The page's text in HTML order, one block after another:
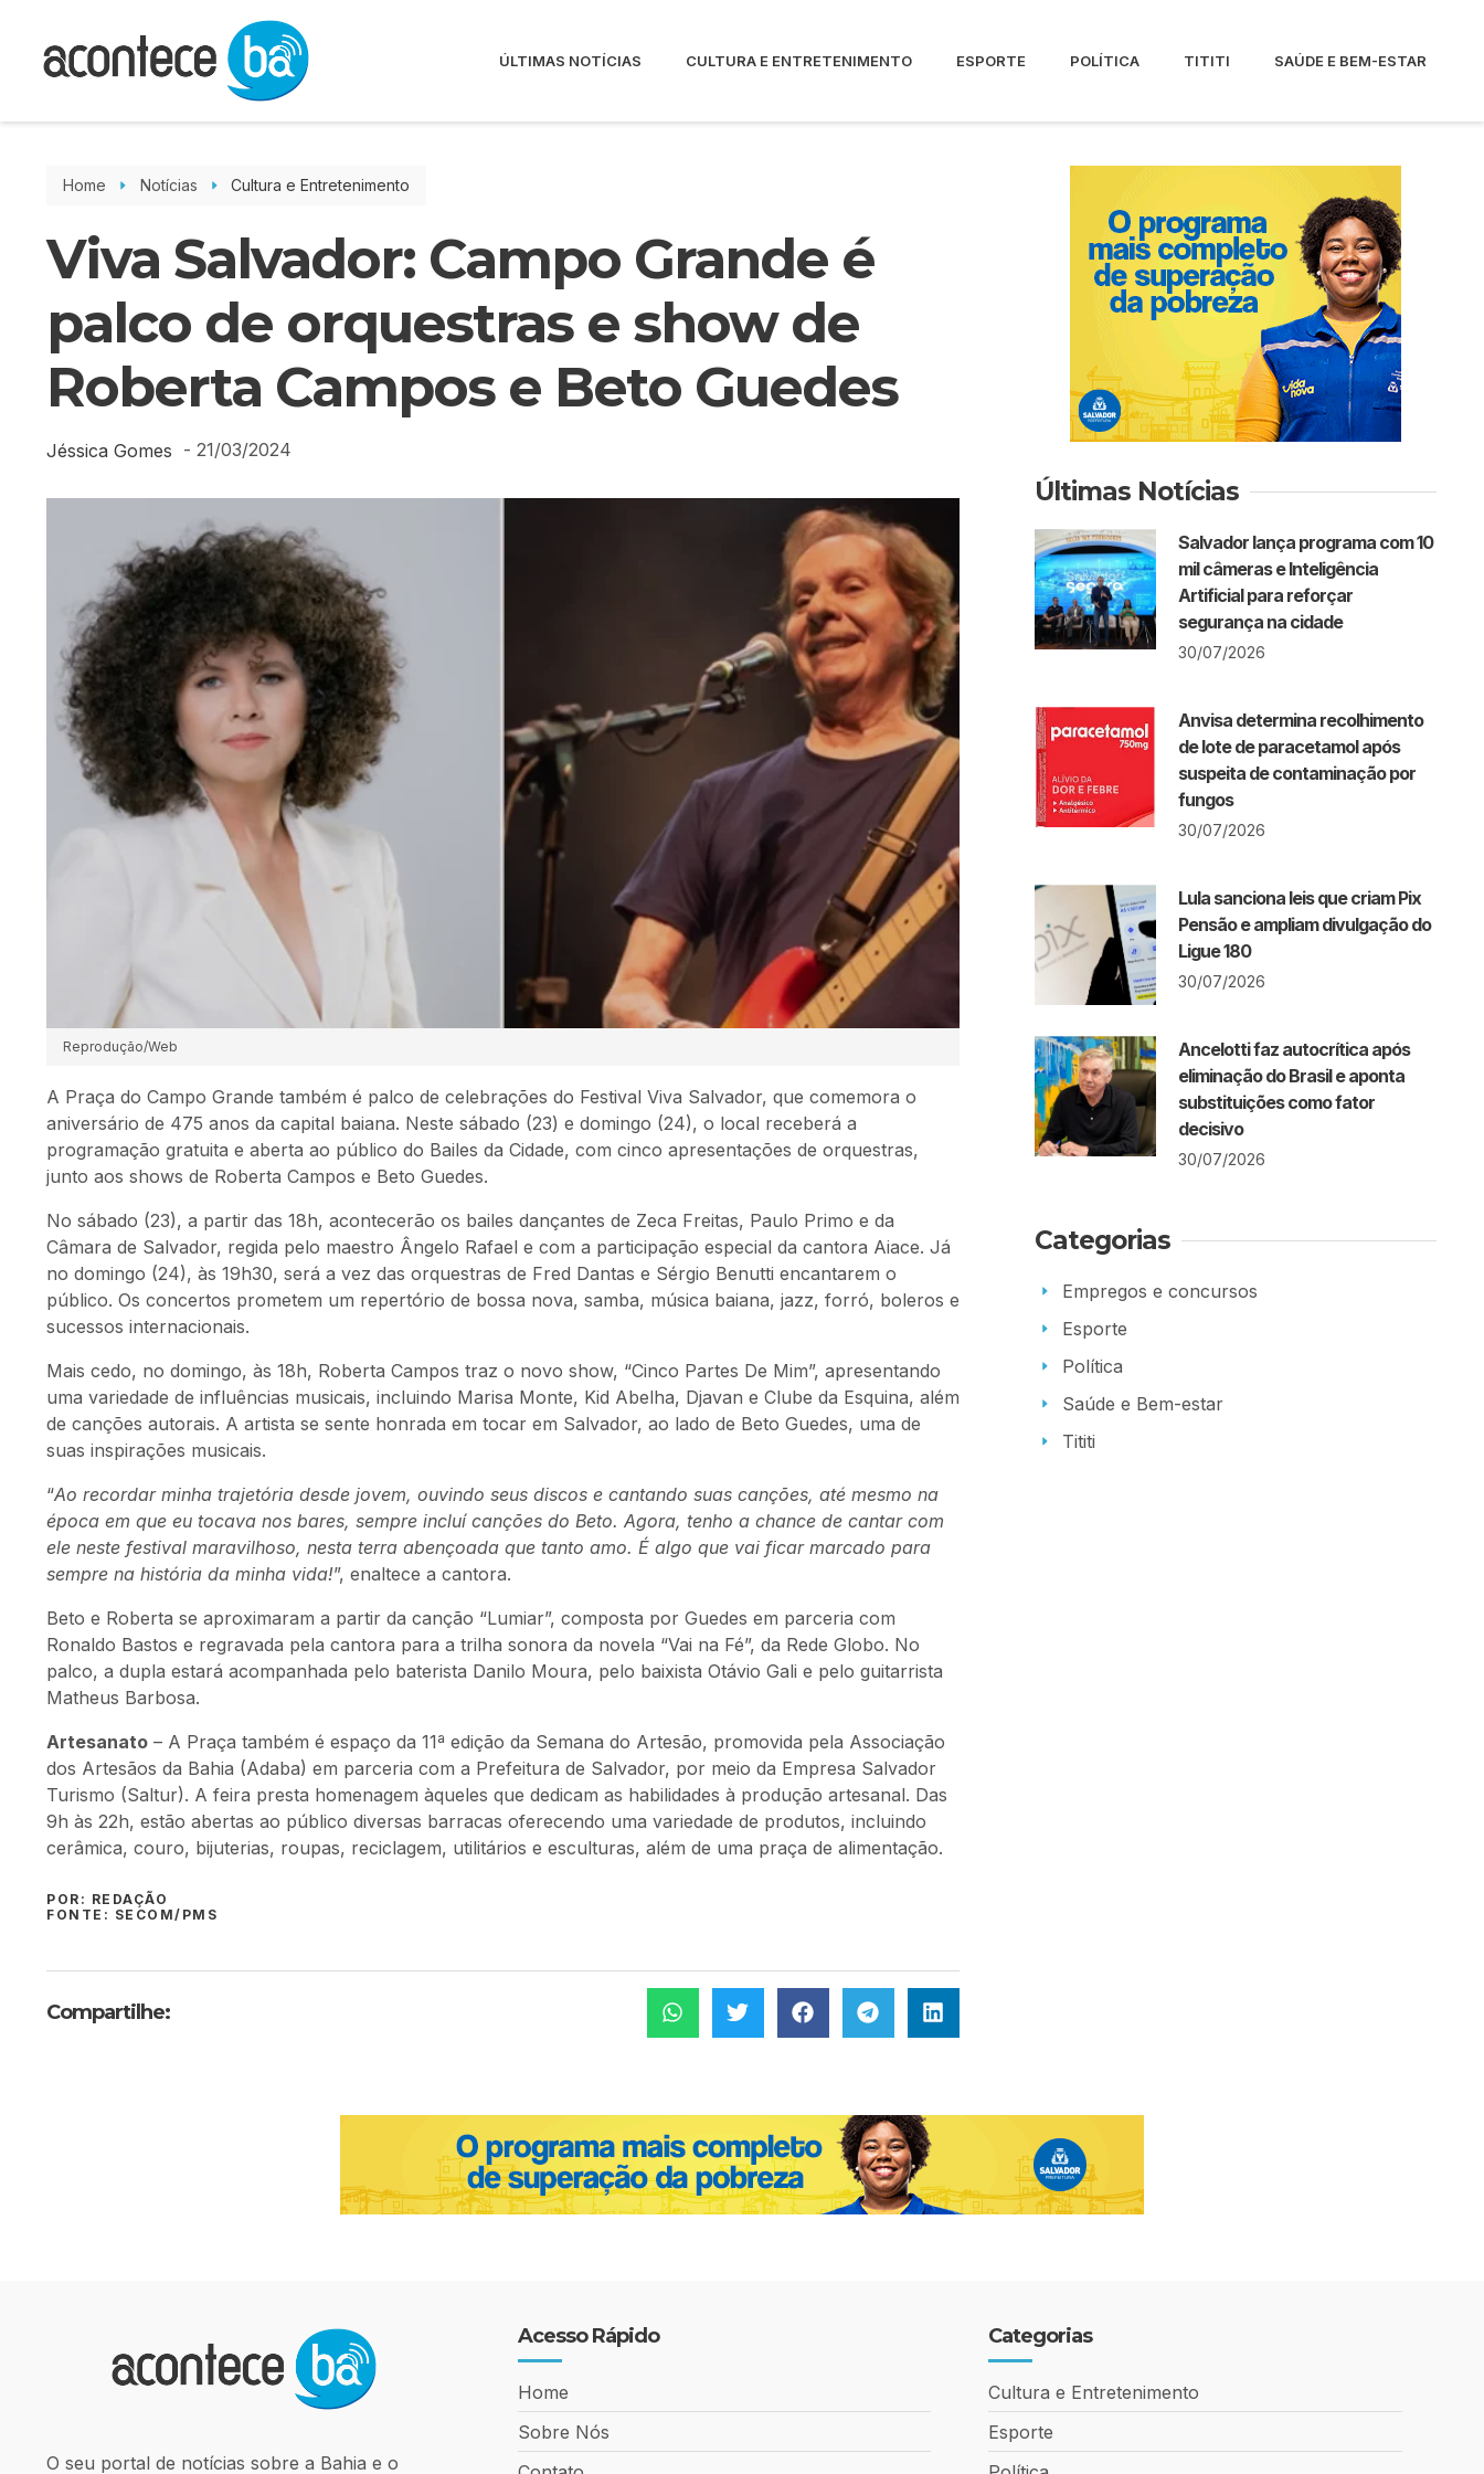
ÚLTIMAS NOTÍCIAS CULTURA E ENTRETENIMENTO ESPORTE POLÍTICA TITITI SAÚDE E BEM-ESTAR
Home Notícias Cultura e Entretenimento
Viva Salvador: Campo Grande é
palco de orquestras e show de
Roberta Campos e Beto Guedes
Jéssica Gomes - 21/03/2024
Reprodução/Web
A Praça do Campo Grande também é palco de celebrações do Festival Viva Salvador, que comemora o
aniversário de 475 anos da capital baiana. Neste sábado (23) e domingo (24), o local receberá a
programação gratuita e aberta ao público do Bailes da Cidade, com cinco apresentações de orquestras,
junto aos shows de Roberta Campos e Beto Guedes.
No sábado (23), a partir das 18h, acontecerão os bailes dançantes de Zeca Freitas, Paulo Primo e da
Câmara de Salvador, regida pelo maestro Ângelo Rafael e com a participação especial da cantora Aiace. Já
no domingo (24), às 19h30, será a vez das orquestras de Fred Dantas e Sérgio Benutti encantarem o
público. Os concertos prometem um repertório de bossa nova, samba, música baiana, jazz, forró, boleros e
sucessos internacionais.
Mais cedo, no domingo, às 18h, Roberta Campos traz o novo show, “Cinco Partes De Mim”, apresentando
uma variedade de influências musicais, incluindo Marisa Monte, Kid Abelha, Djavan e Clube da Esquina, além
de canções autorais. A artista se sente honrada em tocar em Salvador, ao lado de Beto Guedes, uma de
suas inspirações musicais.
“Ao recordar minha trajetória desde jovem, ouvindo seus discos e cantando suas canções, até mesmo na
época em que eu tocava nos bares, sempre incluí canções do Beto. Agora, tenho a chance de cantar com
ele neste festival maravilhoso, nesta terra abençoada que tanto amo. É algo que vai ficar marcado para
sempre na história da minha vida!”, enaltece a cantora.
Beto e Roberta se aproximaram a partir da canção “Lumiar”, composta por Guedes em parceria com
Ronaldo Bastos e regravada pela cantora para a trilha sonora da novela “Vai na Fé”, da Rede Globo. No
palco, a dupla estará acompanhada pelo baterista Danilo Moura, pelo baixista Otávio Gali e pelo guitarrista
Matheus Barbosa.
Artesanato – A Praça também é espaço da 11ª edição da Semana do Artesão, promovida pela Associação
dos Artesãos da Bahia (Adaba) em parceria com a Prefeitura de Salvador, por meio da Empresa Salvador
Turismo (Saltur). A feira presta homenagem àqueles que dedicam as habilidades à produção artesanal. Das
9h às 22h, estão abertas ao público diversas barracas oferecendo uma variedade de produtos, incluindo
cerâmica, couro, bijuterias, roupas, reciclagem, utilitários e esculturas, além de uma praça de alimentação.
POR: REDAÇÃO
FONTE: SECOM/PMS
Compartilhe:
Últimas Notícias
Salvador lança programa com 10
mil câmeras e Inteligência
Artificial para reforçar
segurança na cidade
30/07/2026
Anvisa determina recolhimento
de lote de paracetamol após
suspeita de contaminação por
fungos
30/07/2026
Lula sanciona leis que criam Pix
Pensão e ampliam divulgação do
Ligue 180
30/07/2026
Ancelotti faz autocrítica após
eliminação do Brasil e aponta
substituições como fator
decisivo
30/07/2026
Categorias
Empregos e concursos
Esporte
Política
Saúde e Bem-estar
Tititi
O seu portal de notícias sobre a Bahia e o
Acesso Rápido
Home
Sobre Nós
Categorias
Cultura e Entretenimento
Esporte